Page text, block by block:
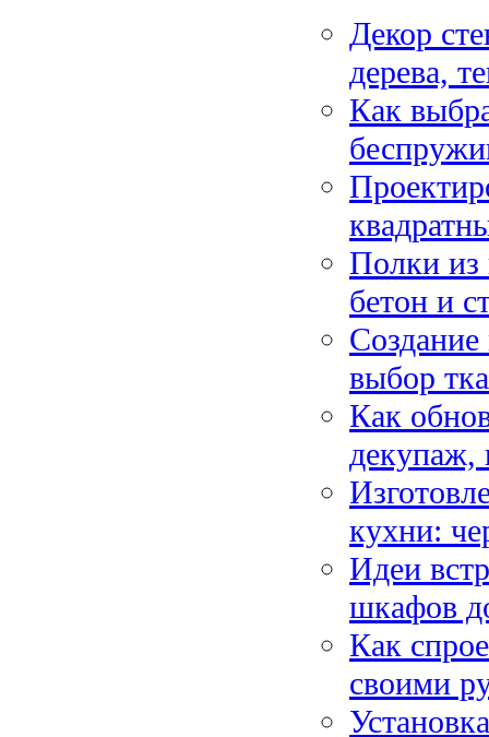
Декор
дерева,
Как
Полки из
бетон и
Создание
выбор
Как
декупаж,
кухни:
Идеи
шкафов
Как
своими